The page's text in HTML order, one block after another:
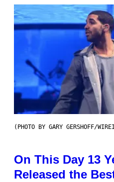
(PHOTO BY GARY GERSHOFF/
On This Day 13
Released the